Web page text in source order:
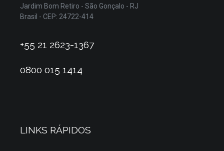
Jardim Bom Retiro - São Gonçalo - RJ
Brasil - CEP: 24722-414
+55 21 2623-1367
0800 015 1414
LINKS RÁPIDOS